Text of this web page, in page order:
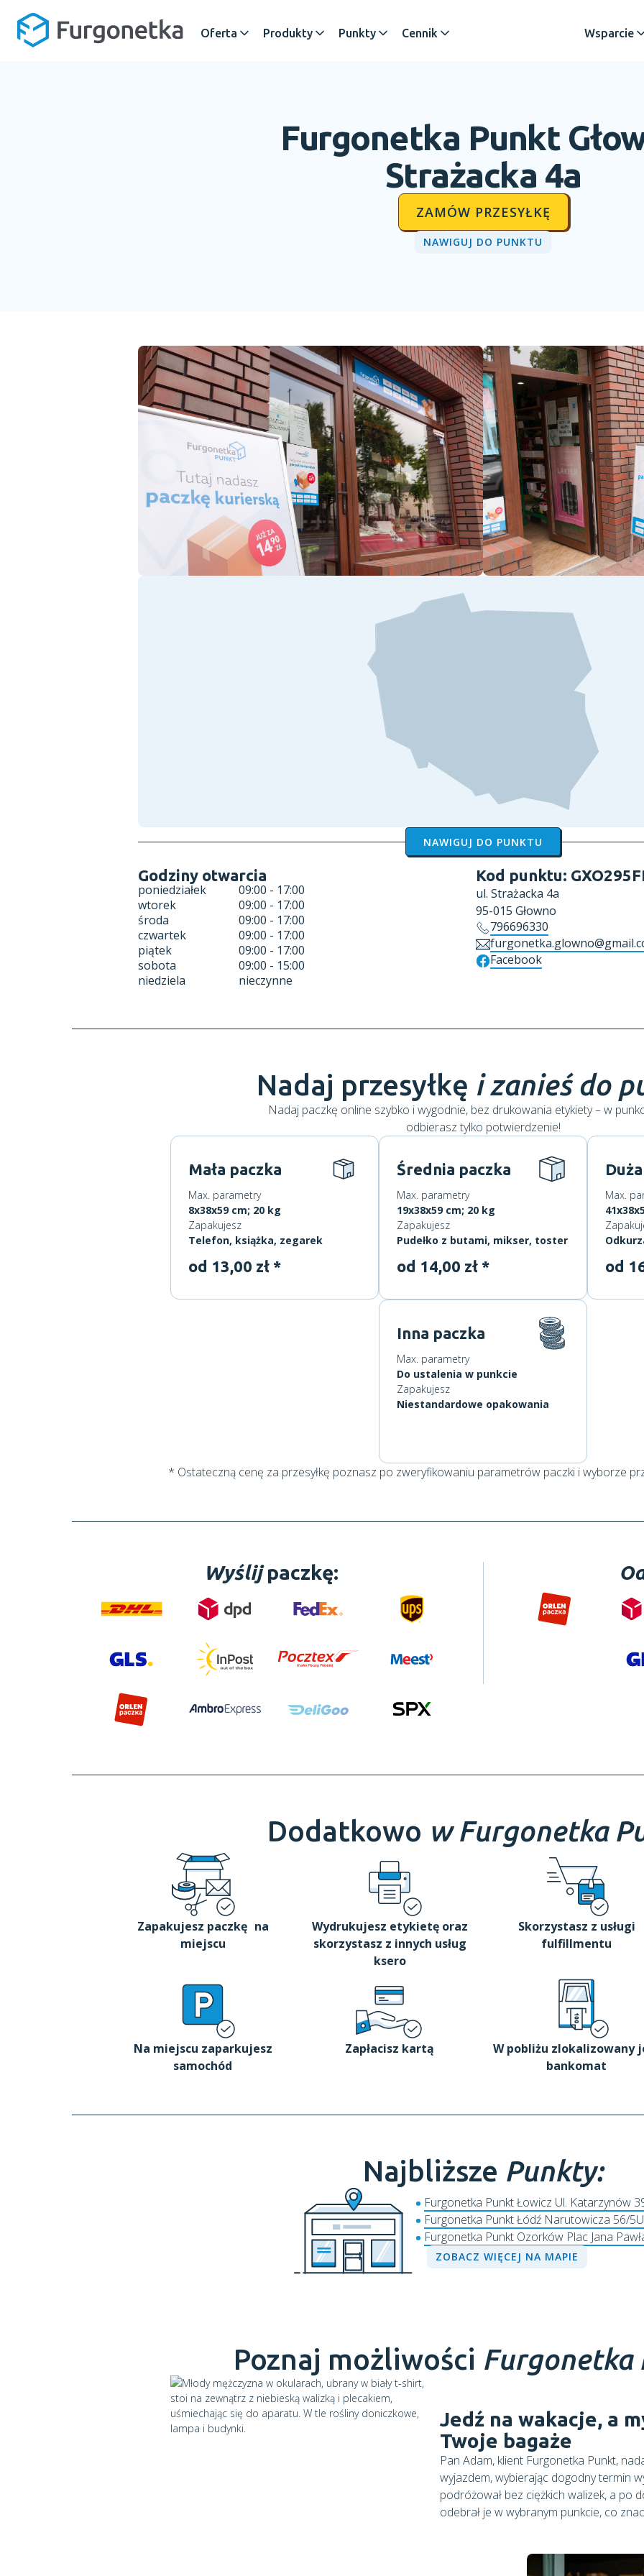
Oferta Produkty Punkty Cennik Wsparcie
Furgonetka Punkt
Strażacka 4a
ZAMÓW PRZESYŁKĘ
NAWIGUJ DO PUNKTU
NAWIGUJ DO PUNKTU
Godziny otwarcia
poniedziałek
09:00 - 17:00
wtorek
09:00 - 17:00
środa
09:00 - 17:00
czwartek
09:00 - 17:00
piątek
09:00 - 17:00
sobota
09:00 - 15:00
niedziela
nieczynne
Kod punktu:
ul.Strażacka 4a
95-015 Głowno
796696330
Facebook
Nadaj przesyłkę i zanieś do
Nadaj paczkę online szybko i wygodnie, bez drukowania etykiety – w
odbierasz tylko potwierdzenie!
Mała paczka
Max. parametry
8x38x59 cm; 20 kg
Zapakujesz
Telefon, książka, zegarek
od 13,00 zł *
Średnia paczka
Max. parametry
19x38x59 cm; 20 kg
Zapakujesz
Pudełko z butami, mikser, toster
od 14,00 zł *
Max.
od
Inna paczka
Max. parametry
Do ustalenia w punkcie
Zapakujesz
Niestandardowe opakowania
* Ostateczną cenę za przesyłkę poznasz po zweryfikowaniu parametrów paczki i wyborze
Wyślijpaczkę:
Dodatkowo w Furgonetka
Zapakujesz paczkę na
miejscu
Wydrukujesz etykietę oraz
skorzystasz z innych usług
ksero
Skorzystasz z usługi
fulfillmentu
Na miejscu zaparkujesz
samochód
Zapłacisz kartą
W pobliżu zlokalizowany
bankomat
Najbliższe Punkty:
Furgonetka Punkt Łowicz Ul. Katarzynów
Furgonetka Punkt Łódź Narutowicza 56/5U
Furgonetka Punkt Ozorków Plac Jana
ZOBACZ WIĘCEJ NA MAPIE
Poznaj możliwości Furgonetka
Jedź na wakacje, a
Twoje bagaże
Pan Adam, klient Furgonetka Punkt,
wyjazdem, wybierając dogodny termin
podróżował bez ciężkich walizek, a po
odebrał je w wybranym punkcie, co